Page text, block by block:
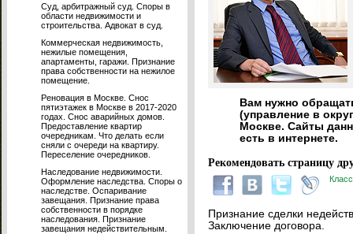
Суд, арбитражный суд. Споры в
области недвижимости и
строительства. Адвокат в суд.
Коммерческая недвижимость,
нежилые помещения,
апартаменты, гаражи. Признание
права собственности на нежилое
помещение.
Реновация в Москве. Снос
пятиэтажек в Москве в 2017-2020
годах. Снос аварийных домов.
Предоставление квартир
очередникам. Что делать если
сняли с очереди на квартиру.
Переселение очередников.
Наследование недвижимости.
Оформление наследства. Споры о
наследстве. Оспаривание
завещания. Признание права
собственности в порядке
наследования. Признание
завещания недействительным.
Вам нужно
(управление в
Москве. Сайты
есть в интернете.
Рекомендовать страницу
Признание сделки
Заключение договора.